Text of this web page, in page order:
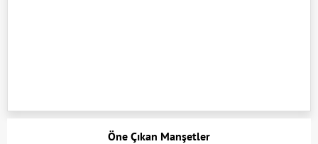
Öne Çıkan Manşetler